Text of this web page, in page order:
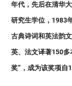
年代，先后在清华
研究生学位，1983
古典诗词和英法韵
英、法文译著150
奖”，成为该奖项自